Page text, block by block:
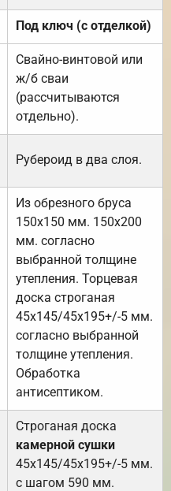
Под ключ (с отделкой)
Свайно-винтовой или
ж/б сваи
(рассчитываются
отдельно).
Рубероид в два слоя.
Из обрезного бруса
150х150 мм. 150х200
мм. согласно
выбранной толщине
утепления. Торцевая
доска строганая
45х145/45х195+/-5 мм.
согласно выбранной
толщине утепления.
Обработка
антисептиком.
Строганая доска
камерной сушки
45х145/45х195+/-5 мм.
с шагом 590 мм.